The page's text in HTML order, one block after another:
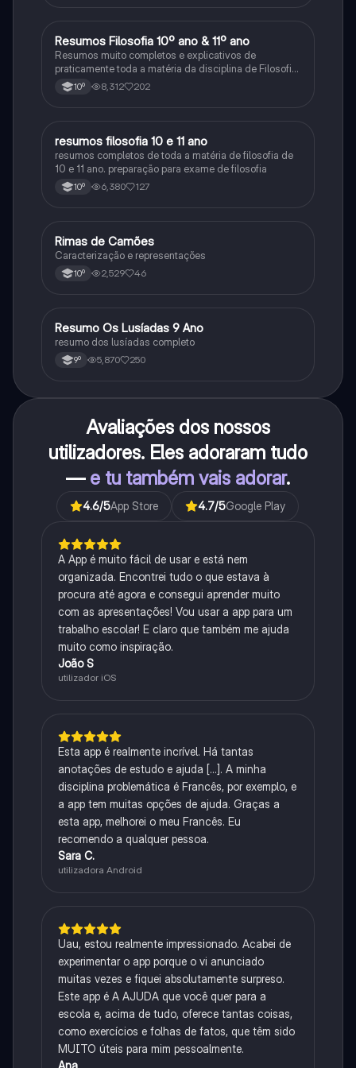
Filosofia
Resumos Filosofia 10º ano & 11º ano
Resumos muito completos e explicativos de
praticamente toda a matéria da disciplina de Filosofia
10º 8,312 202
Filosofia
resumos filosofia 10 e 11 ano
resumos completos de toda a matéria de filosofia de
10 e 11 ano. preparação para exame de filosofia
10º 6,380 127
Português
Rimas de Camões
Caracterização e representações
10º 2,529 46
Português
Resumo Os Lusíadas 9 Ano
resumo dos lusíadas completo
9º 5,870 250
Avaliações dos nossos
utilizadores. Eles adoraram tudo
— e tu também vais adorar.
4.6/5App Store 4.7/5Google Play
A App é muito fácil de usar e está nem
organizada. Encontrei tudo o que estava à
procura até agora e consegui aprender muito
com as apresentações! Vou usar a app para um
trabalho escolar! E claro que também me ajuda
muito como inspiração.
João S
utilizador iOS
Esta app é realmente incrível. Há tantas
anotações de estudo e ajuda [...]. A minha
disciplina problemática é Francês, por exemplo, e
a app tem muitas opções de ajuda. Graças a
esta app, melhorei o meu Francês. Eu
recomendo a qualquer pessoa.
Sara C.
utilizadora Android
Uau, estou realmente impressionado. Acabei de
experimentar o app porque o vi anunciado
muitas vezes e fiquei absolutamente surpreso.
Este app é A AJUDA que você quer para a
escola e, acima de tudo, oferece tantas coisas,
como exercícios e folhas de fatos, que têm sido
MUITO úteis para mim pessoalmente.